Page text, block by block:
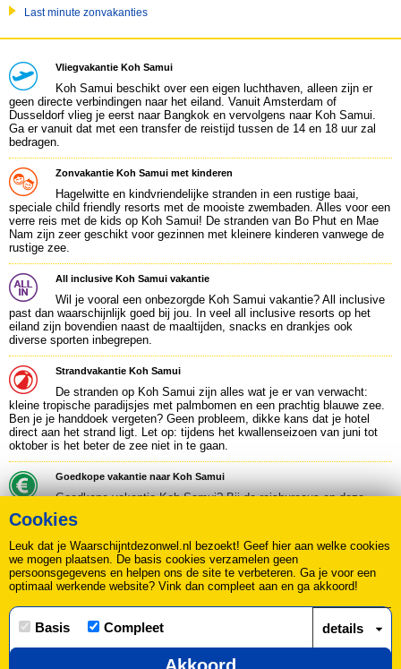
Last minute zonvakanties
Vliegvakantie Koh Samui
Koh Samui beschikt over een eigen luchthaven, alleen zijn er
geen directe verbindingen naar het eiland. Vanuit Amsterdam of
Dusseldorf vlieg je eerst naar Bangkok en vervolgens naar Koh Samui.
Ga er vanuit dat met een transfer de reistijd tussen de 14 en 18 uur zal
bedragen.
Zonvakantie Koh Samui met kinderen
Hagelwitte en kindvriendelijke stranden in een rustige baai,
speciale child friendly resorts met de mooiste zwembaden. Alles voor een
verre reis met de kids op Koh Samui! De stranden van Bo Phut en Mae
Nam zijn zeer geschikt voor gezinnen met kleinere kinderen vanwege de
rustige zee.
All inclusive Koh Samui vakantie
Wil je vooral een onbezorgde Koh Samui vakantie? All inclusive
past dan waarschijnlijk goed bij jou. In veel all inclusive resorts op het
eiland zijn bovendien naast de maaltijden, snacks en drankjes ook
diverse sporten inbegrepen.
Strandvakantie Koh Samui
De stranden op Koh Samui zijn alles wat je er van verwacht:
kleine tropische paradijsjes met palmbomen en een prachtig blauwe zee.
Ben je je handdoek vergeten? Geen probleem, dikke kans dat je hotel
direct aan het strand ligt. Let op: tijdens het kwallenseizoen van juni tot
oktober is het beter de zee niet in te gaan.
Goedkope vakantie naar Koh Samui
Goedkope vakantie Koh Samui? Bij de reisbureaus op deze
pagina kan je heel snel alle Koh Samui aanbiedingen vergelijken en een
goede deal vinden. Backpackers verkiezen wellicht een losse vlucht en
hostels of een eenvoudig hotel / b&b. Ook dat kan prima op dit eiland (zie
onderaan het overzicht).
Over ons| Contact| Disclaimer, Privacy & Cookie statement|
Nieuws| Sitemap
Copyright © 2026 Leads2TravelKvK 34266440 BTW 817598479.B01
Cookies
Leuk dat je Waarschijntdezonwel.nl bezoekt! Geef hier aan welke cookies
we mogen plaatsen. De basis cookies verzamelen geen
persoonsgegevens en helpen ons de site te verbeteren. Ga je voor een
optimaal werkende website? Vink dan compleet aan en ga akkoord!
Basis Compleet details
Akkoord